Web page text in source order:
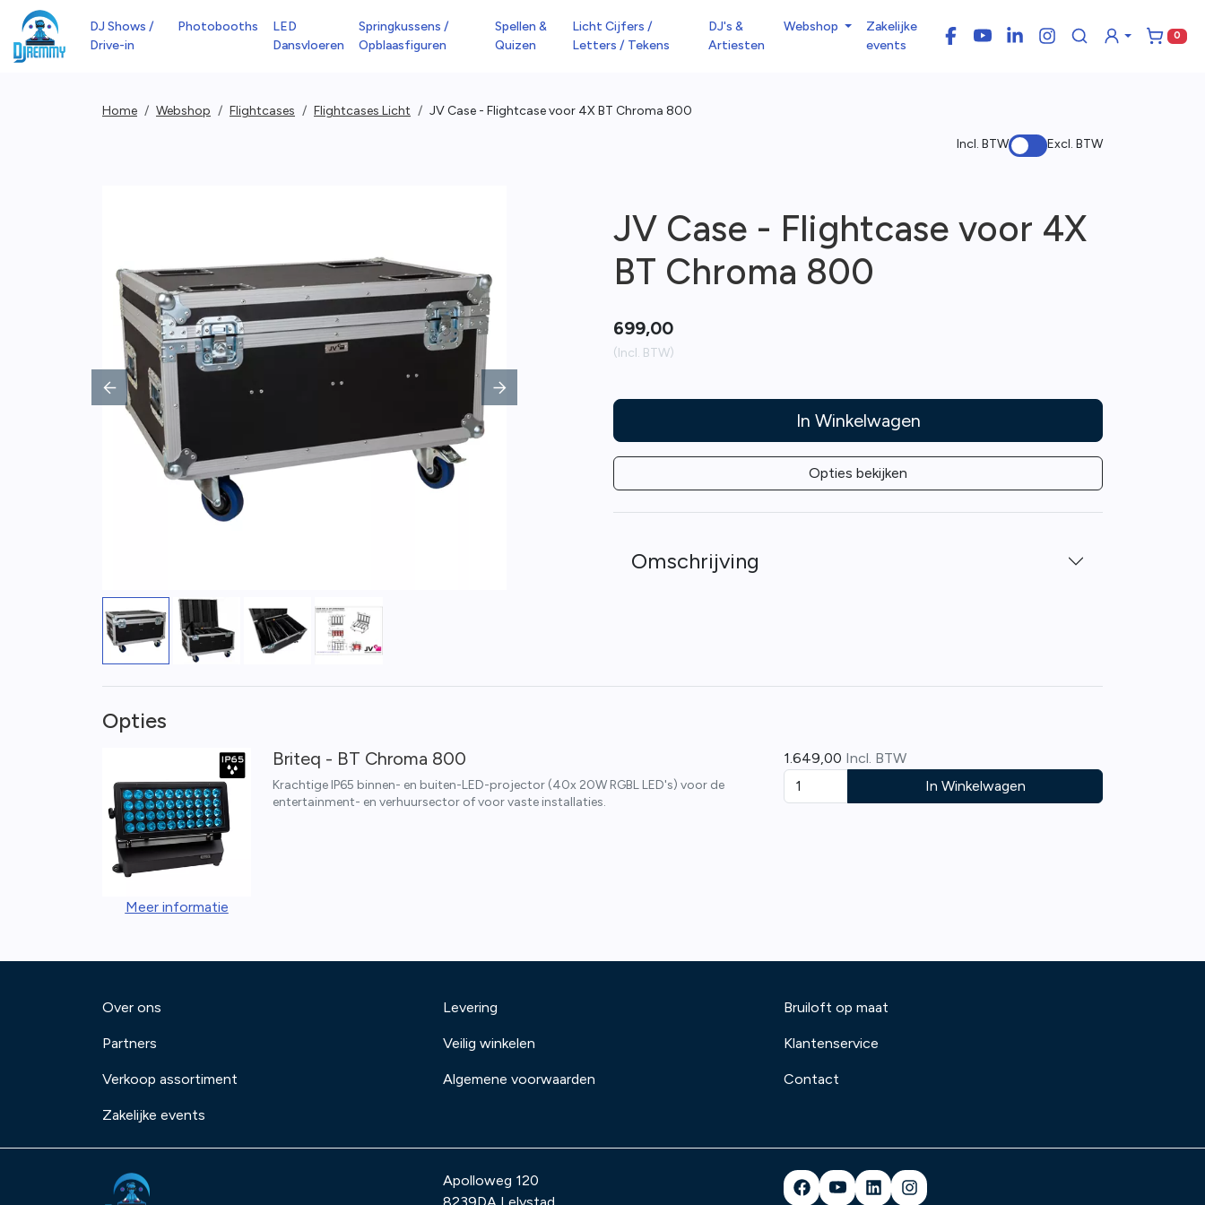
DJ Shows /
Drive-in
Photobooths
LED
Dansvloeren
Springkussens /
Opblaasfiguren
Spellen &
Quizen
Licht Cijfers /
Letters / Tekens
DJ's &
Artiesten
Webshop
Zakelijke
events
FacebookYouTubeLinkedInInstagram
0
Home Webshop Flightcases Flightcases Licht JV Case - Flightcase voor 4X BT Chroma 800
Incl. BTW Excl. BTW
Previous Next
JV Case - Flightcase voor 4X
BT Chroma 800
699,00
(Incl. BTW)
In Winkelwagen
Opties bekijken
Omschrijving
Opties
Meer informatie
1.649,00 Incl. BTW
In Winkelwagen
Briteq - BT Chroma 800
Krachtige IP65 binnen- en buiten-LED-projector (40x 20W RGBL LED's) voor de
entertainment- en verhuursector of voor vaste installaties.
Over ons
Partners
Verkoop assortiment
Zakelijke events
Levering
Veilig winkelen
Algemene voorwaarden
Bruiloft op maat
Klantenservice
Contact
Apolloweg 120
8239DA Lelystad